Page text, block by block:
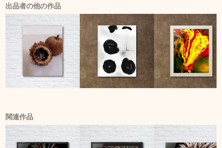
出品者の他の作品
関連作品